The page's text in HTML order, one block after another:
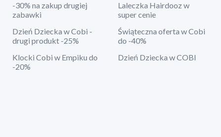
-30% na zakup drugiej
zabawki
Laleczka Hairdooz w
super cenie
Dzień Dziecka w Cobi -
drugi produkt -25%
Świąteczna oferta w Cobi
do -40%
Klocki Cobi w Empiku do
-20%
Dzień Dziecka w COBI